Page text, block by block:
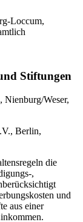
Loccum,
Stiftungen
Nienburg/Weser,
Berlin,
die
,
und
aus einer